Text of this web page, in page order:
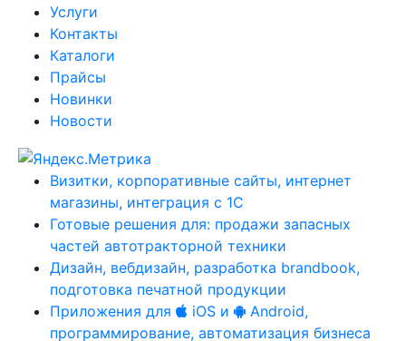
Услуги
Контакты
Каталоги
Прайсы
Новинки
Новости
Визитки, корпоративные сайты, интернет
магазины, интеграция с 1С
Готовые решения для: продажи запасных
частей автотракторной техники
Дизайн, вебдизайн, разработка brandbook,
подготовка печатной продукции
Приложения для
iOS и
Android,
программирование, автоматизация бизнеса